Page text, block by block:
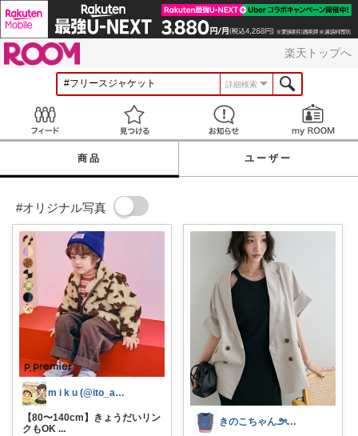
楽天トップへ
詳細検索
見つける お知らせ
商品 ユーザー
#オリジナル写真
m i k u (@ito_aya16)
【80〜140cm】きょうだいリン
クもOK ...
きのこちゃん౨ৎかわいい雑貨